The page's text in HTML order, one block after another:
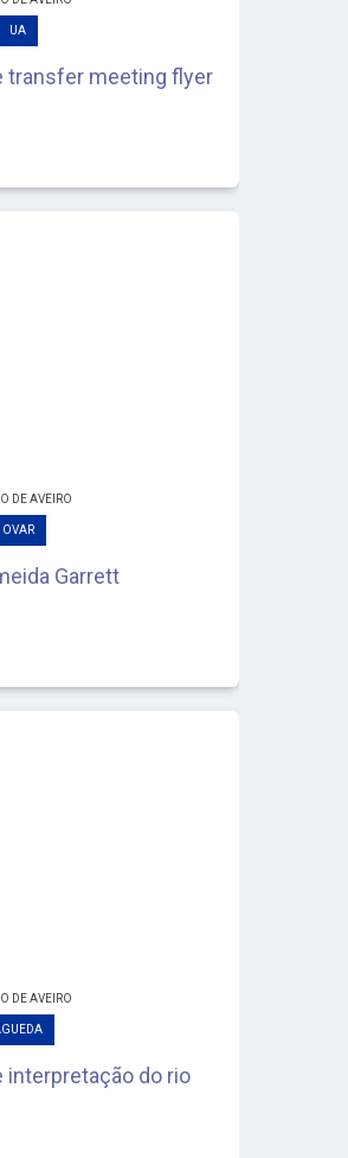
UA
transfer meeting flyer
DE AVEIRO
OVAR
Garrett
DE AVEIRO
interpretação do rio